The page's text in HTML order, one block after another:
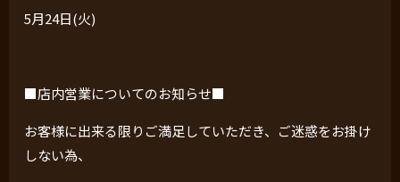
5月24日(火)
■店内営業についてのお知らせ■
お客様に出来る限りご満足していただき、ご迷惑をお掛け
しない為、